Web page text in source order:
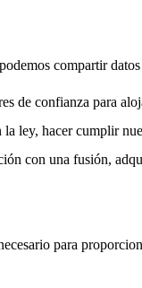
compartir datos
de confianza para
la ley, hacer cumplir
con una fusión,
para